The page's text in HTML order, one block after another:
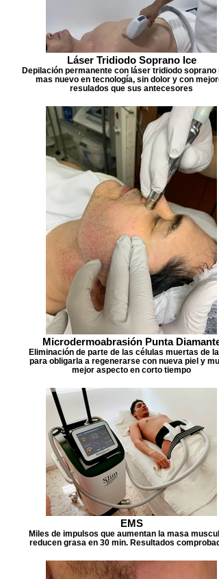
Láser Tridiodo Soprano Ice
Depilación permanente con láser tridiodo soprano
mas nuevo en tecnología, sin dolor y con
resulados que sus antecesores
Microdermoabrasión Punta Diamante
Eliminación de parte de las células muertas de la
para obligarla a regenerarse con nueva piel y
mejor aspecto en corto tiempo
EMS
Miles de impulsos que aumentan la masa
reducen grasa en 30 min. Resultados